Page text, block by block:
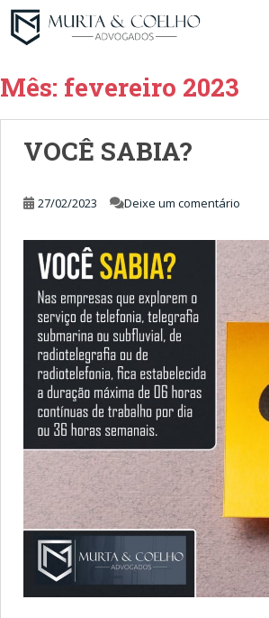
Mês: fevereiro 2023
VOCÊ SABIA?
27/02/2023 Deixe um comentário